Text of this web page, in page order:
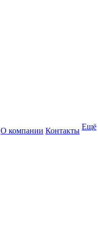
О компании Контакты Ещё